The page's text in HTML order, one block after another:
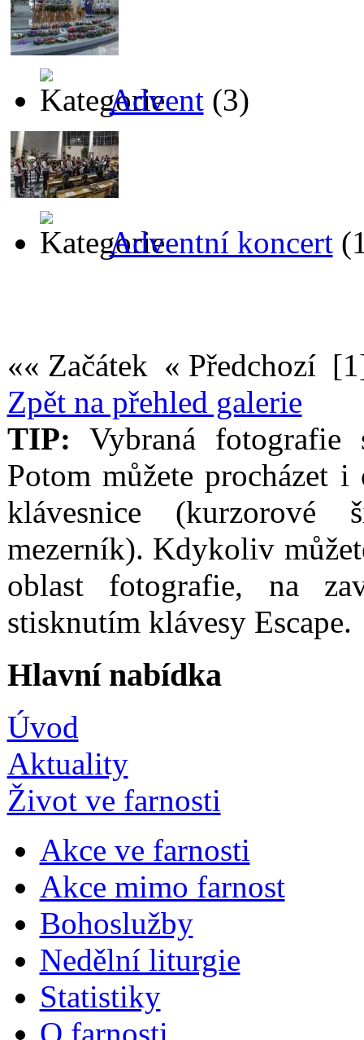
Advent(3)
Adventní koncert
«« Začátek « Předchozí
Zpět na přehled galerie
TIP: Vybraná
Potom můžete procházet
klávesnice (kurzorové
mezerník). Kdykoliv
oblast fotografie, na
stisknutím klávesy Escape.
Hlavní nabídka
Úvod
Aktuality
Život ve farnosti
Akce ve farnosti
Akce mimo farnost
Bohoslužby
Nedělní liturgie
Statistiky